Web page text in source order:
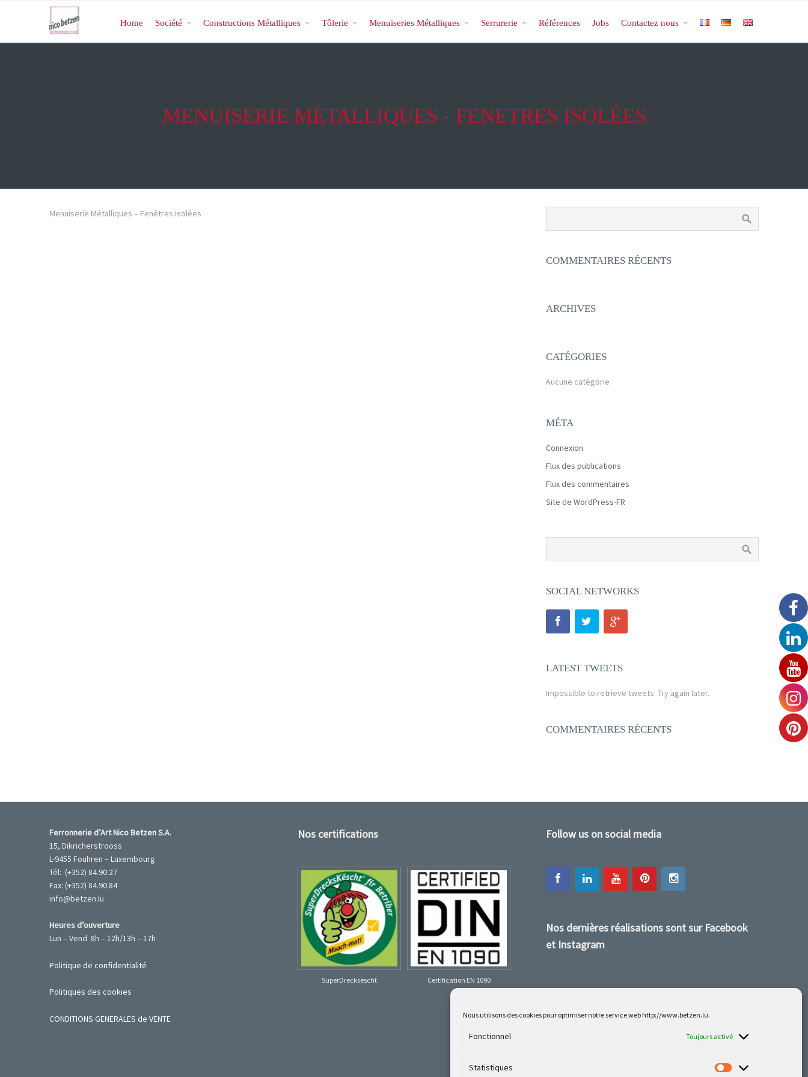
Nous utilisons des cookies pour optimiser notre service web http://www.betzen.lu.
Fonctionnel Toujours activé
Statistiques
Home Société Constructions Métalliques Tôlerie Menuiseries Métalliques Serrurerie Références Jobs Contactez nous
MENUISERIE MÉTALLIQUES - FENETRES ISOLÉES
Menuiserie Métalliques – Fenêtres Isolées
COMMENTAIRES RÉCENTS
ARCHIVES
CATÉGORIES
Aucune catégorie
MÉTA
Connexion
Flux des publications
Flux des commentaires
Site de WordPress-FR
SOCIAL NETWORKS
LATEST TWEETS
Impossible to retrieve tweets. Try again later.
COMMENTAIRES RÉCENTS
Ferronnerie d’Art Nico Betzen S.A.
15, Dikricherstrooss
L-9455 Fouhren – Luxembourg
Tél: (+352) 84.90.27
Fax: (+352) 84.90.84
info@betzen.lu
Heures d’ouverture
Lun – Vend 8h – 12h/13h – 17h
Politique de confidentialité
Politiques des cookies
CONDITIONS GENERALES de VENTE
Nos certifications
SuperDrecksëscht Certification EN 1090
Follow us on social media
Nos dernières réalisations sont sur Facebook
et Instagram